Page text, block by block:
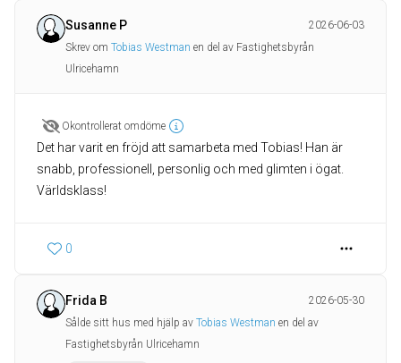
Susanne P
2026-06-03
Skrev om Tobias Westman en del av Fastighetsbyrån
Ulricehamn
Okontrollerat omdöme
Det har varit en fröjd att samarbeta med Tobias! Han är
snabb, professionell, personlig och med glimten i ögat.
Världsklass!
0
Frida B
2026-05-30
Sålde sitt hus med hjälp av Tobias Westman en del av
Fastighetsbyrån Ulricehamn